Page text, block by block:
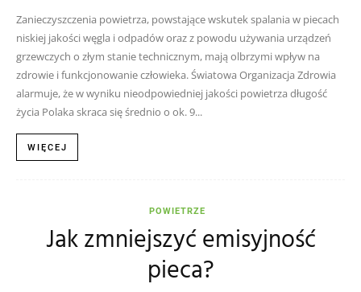
Zanieczyszczenia powietrza, powstające wskutek spalania w piecach
niskiej jakości węgla i odpadów oraz z powodu używania urządzeń
grzewczych o złym stanie technicznym, mają olbrzymi wpływ na
zdrowie i funkcjonowanie człowieka. Światowa Organizacja Zdrowia
alarmuje, że w wyniku nieodpowiedniej jakości powietrza długość
życia Polaka skraca się średnio o ok. 9...
WIĘCEJ
POWIETRZE
Jak zmniejszyć emisyjność
pieca?